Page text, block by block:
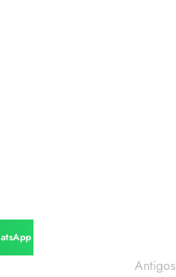
Antigos